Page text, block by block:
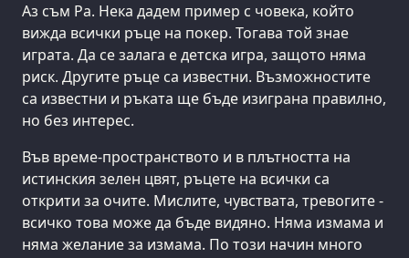
Аз съм Ра. Нека дадем пример с човека, който
вижда всички ръце на покер. Тогава той знае
играта. Да се залага е детска игра, защото няма
риск. Другите ръце са известни. Възможностите
са известни и ръката ще бъде изиграна правилно,
но без интерес.
Във време-пространството и в плътността на
истинския зелен цвят, ръцете на всички са
открити за очите. Мислите, чувствата, тревогите -
всичко това може да бъде видяно. Няма измама и
няма желание за измама. По този начин много